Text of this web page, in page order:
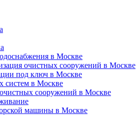
в Москве
очистных сооружений в Москве
под ключ в Москве
систем в Москве
сооружений в Москве
машины в Москве